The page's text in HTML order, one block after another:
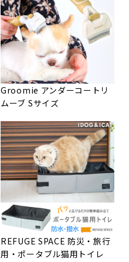
Groomie アンダーコートリ
ムーブ Sサイズ
REFUGE SPACE 防災・旅行
用・ポータブル猫用トイレ